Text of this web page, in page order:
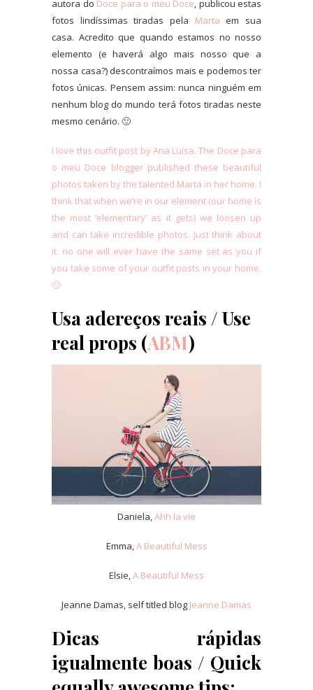
autora do Doce para o meu Doce, publicou estas
fotos lindíssimas tiradas pela Marta em sua
casa. Acredito que quando estamos no nosso
elemento (e haverá algo mais nosso que a
nossa casa?) descontraímos mais e podemos ter
fotos únicas. Pensem assim: nunca ninguém em
nenhum blog do mundo terá fotos tiradas neste
mesmo cenário. 🙂
I love this outfit post by Ana Luísa. The Doce para
o meu Doce blogger published these beautiful
photos taken by the talented Marta in her home. I
think that when we’re in our element (our home is
the most ‘elementary’ as it gets) we loosen up
and can take incredible photos. Just think about
it: no one will ever have the same set as you if
you take some of your outfit posts in your home.
🙂
Usa adereços reais / Use
real props (ABM)
Daniela,Ahh la vie
Emma,A Beautiful Mess
Elsie,A Beautiful Mess
Jeanne Damas, self titled blog Jeanne Damas
Dicas rápidas
igualmente boas / Quick